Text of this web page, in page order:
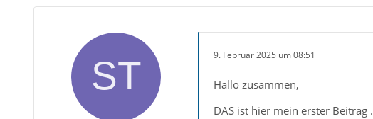
9. Februar 2025 um 08:51
Hallo zusammen,
DAS ist hier mein erster Beitrag